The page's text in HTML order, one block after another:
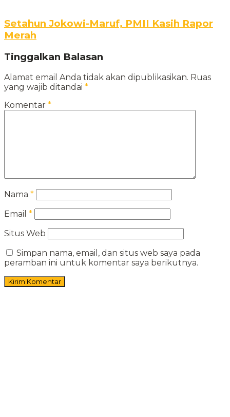
Setahun Jokowi-Maruf, PMII Kasih Rapor
Merah
Tinggalkan Balasan
Alamat email Anda tidak akan dipublikasikan. Ruas
yang wajib ditandai *
Komentar *
Nama *
Email *
Situs Web
Simpan nama, email, dan situs web saya pada
peramban ini untuk komentar saya berikutnya.